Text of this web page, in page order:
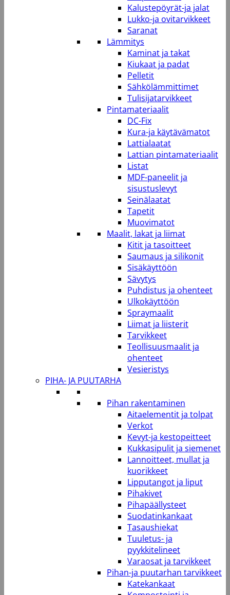
Kalustepöyrät-ja jalat
Lukko-ja ovitarvikkeet
Saranat
Lämmitys
Kaminat ja takat
Kiukaat ja padat
Pelletit
Sähkölämmittimet
Tulisijatarvikkeet
Pintamateriaalit
DC-Fix
Kura-ja käytävämatot
Lattialaatat
Lattian pintamateriaalit
Listat
MDF-paneelit ja
sisustuslevyt
Seinälaatat
Tapetit
Muovimatot
Maalit, lakat ja liimat
Kitit ja tasoitteet
Saumaus ja silikonit
Sisäkäyttöön
Sävytys
Puhdistus ja ohenteet
Ulkokäyttöön
Spraymaalit
Liimat ja liisterit
Tarvikkeet
Teollisuusmaalit ja
ohenteet
Vesieristys
PIHA- JA PUUTARHA
Pihan rakentaminen
Aitaelementit ja tolpat
Verkot
Kevyt-ja kestopeitteet
Kukkasipulit ja siemenet
Lannoitteet, mullat ja
kuorikkeet
Lipputangot ja liput
Pihakivet
Pihapäällysteet
Suodatinkankaat
Tasaushiekat
Tuuletus- ja
pyykkitelineet
Varaosat ja tarvikkeet
Pihan-ja puutarhan tarvikkeet
Katekankaat